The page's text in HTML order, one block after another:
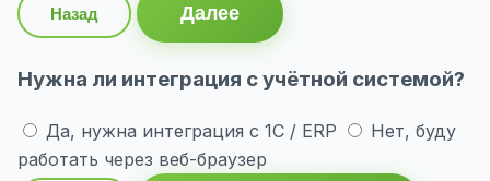
Назад Далее
Нужна ли интеграция с учётной системой?
Да, нужна интеграция с 1С / ERP
Нет, буду
работать через веб-браузер